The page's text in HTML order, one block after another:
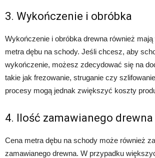
3. Wykończenie i obróbka
Wykończenie i obróbka drewna również mają
metra dębu na schody. Jeśli chcesz, aby
wykończenie, możesz zdecydować się na
takie jak frezowanie, struganie czy
procesy mogą jednak zwiększyć koszty
4. Ilość zamawianego drewna
Cena metra dębu na schody może również
zamawianego drewna. W przypadku